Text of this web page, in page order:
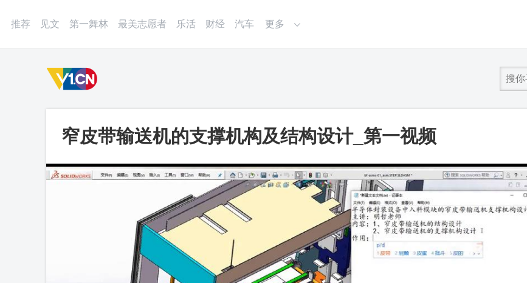
推荐 见文 第一舞林 最美志愿者 乐活 财经 汽车 更多
窄皮带输送机的支撑机构及结构设计_第一视频